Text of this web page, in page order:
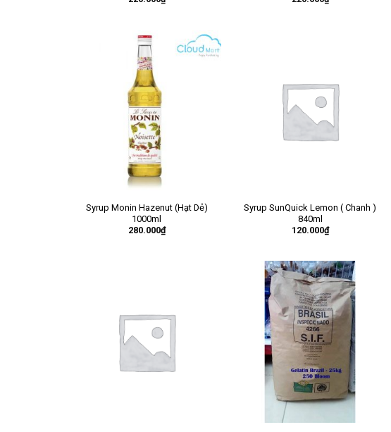
Syrup Monin Hazenut (Hạt Dẻ)
1000ml
280.000₫
Syrup SunQuick Lemon ( Chanh )
840ml
120.000₫